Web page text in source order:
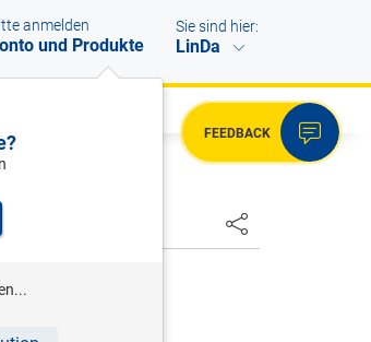
anmelden
und Produkte
Sie sind hier:
LinDa
FEEDBACK